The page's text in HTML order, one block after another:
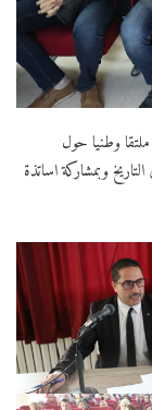
ملتقا وطنيا حول
وبمشاركة اساتذة